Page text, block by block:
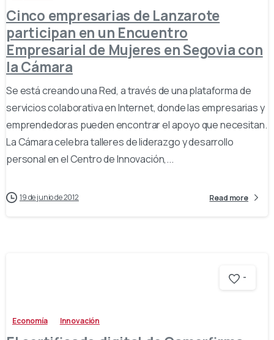
Cinco empresarias de Lanzarote
participan en un Encuentro
Empresarial de Mujeres en Segovia con
la Cámara
Se está creando una Red, a través de una plataforma de
servicios colaborativa en Internet, donde las empresarias y
emprendedoras pueden encontrar el apoyo que necesitan.
La Cámara celebra talleres de liderazgo y desarrollo
personal en el Centro de Innovación,...
19 de junio de 2012 Read more
-
Economía Innovación